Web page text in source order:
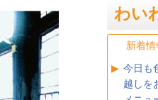
わい
新着情
今日も
越しを